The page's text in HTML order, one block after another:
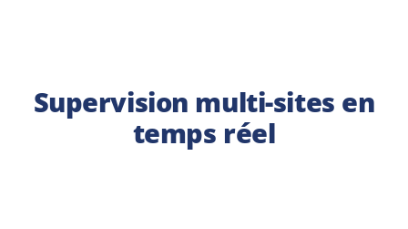
Supervision multi-sites en
temps réel